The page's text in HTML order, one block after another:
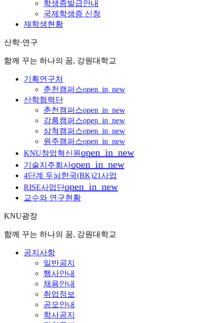
학생증발급안내
국제학생증 신청
재학생현황
산학·연구
함께 꾸는 하나의 꿈, 강원대학교
기획연구처
춘천캠퍼스open_in_new
산학협력단
춘천캠퍼스open_in_new
강릉캠퍼스open_in_new
삼척캠퍼스open_in_new
원주캠퍼스open_in_new
KNU창업혁신원open_in_new
기술지주회사open_in_new
4단계 두뇌한국(BK)21사업
RISE사업단open_in_new
교수와 연구현황
KNU광장
함께 꾸는 하나의 꿈, 강원대학교
공지사항
일반공지
행사안내
채용안내
취업정보
공모안내
학사공지